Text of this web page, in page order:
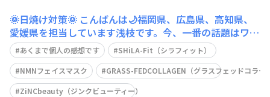
🌞日焼け対策🌞 こんばんは🌙福岡県、広島県、高知県、
愛媛県を担当しています浅枝です。今、一番の話題はワー
ルドカップ⚽️盛り上がってますねー🔥昨日の 日本🇯🇵は
vsブラジル🇧🇷惜しくも負けてしまいましたが、夫婦で
リアルタイムテレビ観戦📺️感動を貰いましたー✨️さてさ
て、今回のテーマは『紫外線対策』九州は、まだ梅雨明け
あくまで個人の感想です
SHiLA-Fit（シラフィット）
NMNフェイスマスク
GRASS-FEDCOLLAGEN（グラスフェッドコラー
ZiNCbeauty（ジンクビューティー）